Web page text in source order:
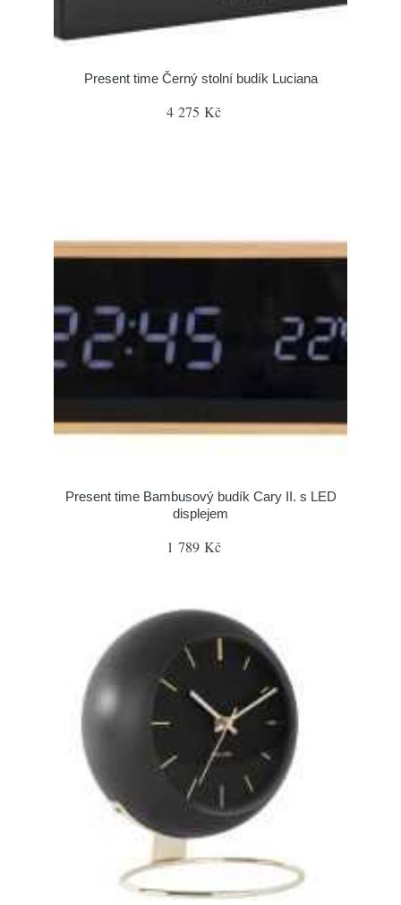
Present time Černý stolní budík Luciana
4 275 Kč
Present time Bambusový budík Cary II. s LED
displejem
1 789 Kč